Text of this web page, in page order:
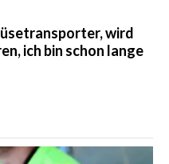
wird
ich bin schon lange